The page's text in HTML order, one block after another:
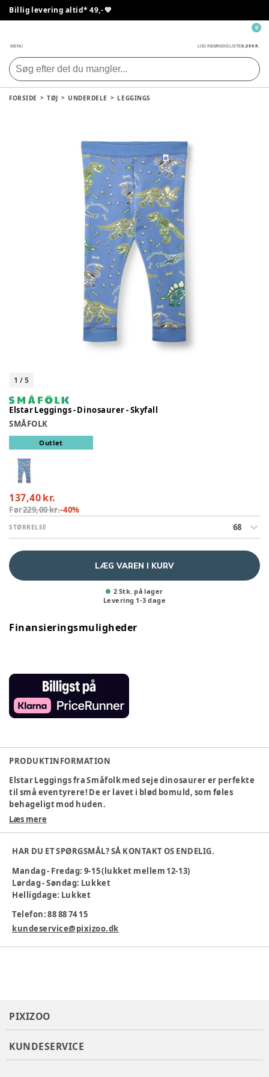
Billig levering altid* 49,- 💙
MENU LOG INDØNSKELISTE0,00 KR.
0
FORSIDE TØJ UNDERDELE LEGGINGS
1 /5
Elstar Leggings - Dinosaurer - Skyfall
SMÅFOLK
Outlet
137,40 kr.
Før229,00 kr.-40%
STØRRELSE 68
LÆG VAREN I KURV
2 Stk. på lager
Levering 1-3 dage
Finansieringsmuligheder
PRODUKTINFORMATION
Elstar Leggings fra Småfolk med seje dinosaurer er perfekte
til små eventyrere! De er lavet i blød bomuld, som føles
behageligt mod huden.
100% bomuld
Sjovt dinosaur-print
Behagelig elastik i taljen
Maskinvask ved 30 °C
Gør hverdagen ekstra sjov med disse leggings, der både er
Farve:
Materiale:Bomuld
Tøj størrelse:68 cm / 6 mdr.
Læs mere
HAR DU ET SPØRGSMÅL? SÅ KONTAKT OS ENDELIG.
Mandag - Fredag: 9-15 (lukket mellem 12-13)
Lørdag - Søndag: Lukket
Helligdage: Lukket
Telefon: 88 88 74 15
kundeservice@pixizoo.dk
PIXIZOO
KUNDESERVICE